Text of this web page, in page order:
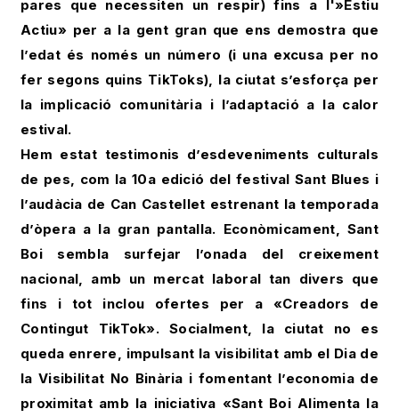
pares que necessiten un respir) fins a l'»Estiu
Actiu» per a la gent gran que ens demostra que
l’edat és només un número (i una excusa per no
fer segons quins TikToks), la ciutat s’esforça per
la implicació comunitària i l’adaptació a la calor
estival.
Hem estat testimonis d’esdeveniments culturals
de pes, com la 10a edició del festival Sant Blues i
l’audàcia de Can Castellet estrenant la temporada
d’òpera a la gran pantalla. Econòmicament, Sant
Boi sembla surfejar l’onada del creixement
nacional, amb un mercat laboral tan divers que
fins i tot inclou ofertes per a «Creadors de
Contingut TikTok». Socialment, la ciutat no es
queda enrere, impulsant la visibilitat amb el Dia de
la Visibilitat No Binària i fomentant l’economia de
proximitat amb la iniciativa «Sant Boi Alimenta la